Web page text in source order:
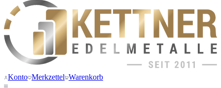
Konto Merkzettel Warenkorb